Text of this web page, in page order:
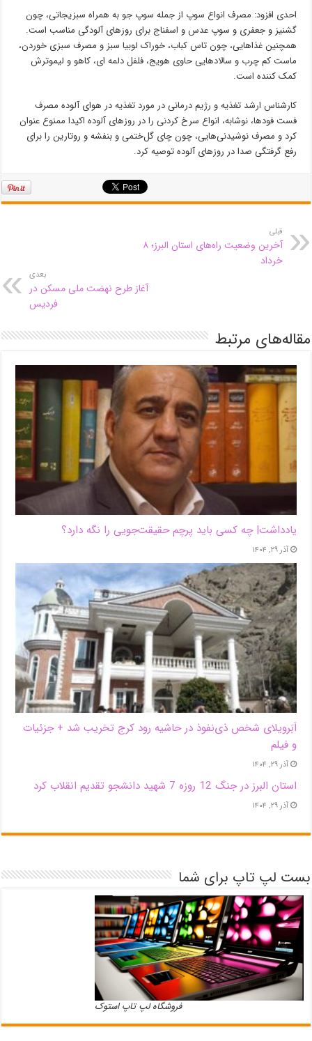
احدی افزود: مصرف انواع سوپ از جمله سوپ جو به همراه سبزیجاتی، چون
گشنیز و جعفری و سوپ عدس و اسفناج برای روز‌های آلودگی مناسب است.
همچنین غذاهایی، چون تاس کباب، خوراک لوبیا سبز و مصرف سبزی خوردن،
ماست کم چرب و سالاد‌هایی حاوی هویج، فلفل دلمه ای، کاهو و لیموترش
کمک کننده است.
کارشناس ارشد تغذیه و رژیم درمانی در مورد تغذیه در هوای آلوده مصرف
فست فودها، نوشابه، انواع سرخ کردنی را در روز‌های آلوده اکیدا ممنوع عنوان
کرد و مصرف نوشیدنی‌هایی، چون چای گل‌ختمی و بنفشه و روتارین را برای
رفع گرفتگی صدا در روز‌های آلوده توصیه کرد.
قبلی
آخرین وضعیت راه‌های استان البرز؛ ۸
خرداد
بعدی
آغاز طرح نهضت ملی مسکن در
فردیس
مقاله‌های مرتبط
یادداشت| ‌چه کسی باید پرچم حقیقت‌جویی را نگه دارد؟
آذر ۲۹, ۱۴۰۴
اَبَر‌ویلای شخص ذی‌نفوذ در حاشیه‌ رود کرج تخریب شد + جزئیات
و فیلم
آذر ۲۹, ۱۴۰۴
استان البرز در جنگ 12 روزه 7 شهید دانشجو تقدیم انقلاب کرد
آذر ۲۹, ۱۴۰۴
بست لپ تاپ برای شما
فروشگاه لپ تاپ استوک